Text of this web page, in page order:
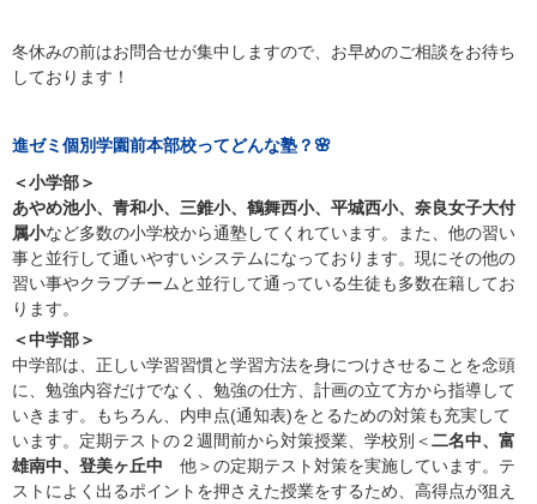
冬休みの前はお問合せが集中しますので、お早めのご相談をお待ち
しております！
進ゼミ個別学園前本部校ってどんな塾？🌸
＜小学部＞
あやめ池小、青和小、三錐小、鶴舞西小、平城西小、奈良女子大付
属小など多数の小学校から通塾してくれています。また、他の習い
事と並行して通いやすいシステムになっております。現にその他の
習い事やクラブチームと並行して通っている生徒も多数在籍してお
ります。
＜中学部＞
中学部は、正しい学習習慣と学習方法を身につけさせることを念頭
に、勉強内容だけでなく、勉強の仕方、計画の立て方から指導して
いきます。もちろん、内申点(通知表)をとるための対策も充実して
います。定期テストの２週間前から対策授業、学校別＜二名中、富
雄南中、登美ヶ丘中 他＞の定期テスト対策を実施しています。テ
ストによく出るポイントを押さえた授業をするため、高得点が狙え